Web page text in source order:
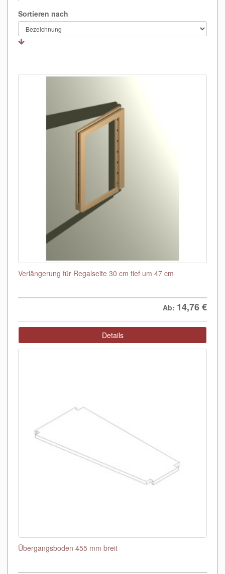
Sortieren nach
Verlängerung für Regalseite 30 cm tief um 47 cm
Ab: 14,76€
Details
Übergangsboden 455 mm breit